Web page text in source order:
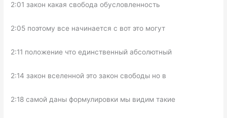
2:01 закон какая свобода обусловленность
2:05 поэтому все начинается с вот это могут
2:11 положение что единственный абсолютный
2:14 закон вселенной это закон свободы но в
2:18 самой даны формулировки мы видим такие